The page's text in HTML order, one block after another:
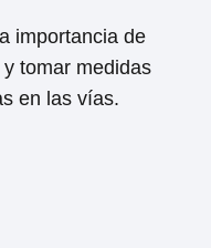
importancia de
tomar medidas
en las vías.